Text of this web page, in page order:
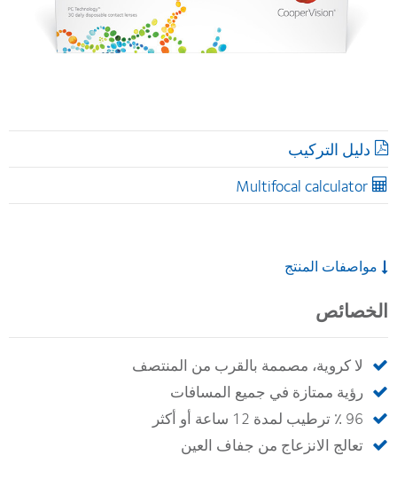
دليل التركيب
Multifocal calculator
مواصفات المنتج
الخصائص
لا كروية، مصممة بالقرب من المنتصف
رؤية ممتازة في جميع المسافات
96 ٪ ترطيب لمدة 12 ساعة أو أكثر
تعالج الانزعاج من جفاف العين